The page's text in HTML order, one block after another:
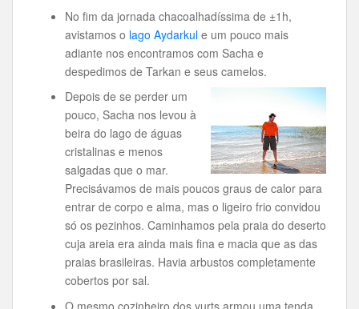
No fim da jornada chacoalhadíssima de ±1h,
avistamos o lago Aydarkul e um pouco mais
adiante nos encontramos com Sacha e
despedimos de Tarkan e seus camelos.
Depois de se perder um
pouco, Sacha nos levou à
beira do lago de águas
cristalinas e menos
salgadas que o mar.
Precisávamos de mais poucos graus de calor para
entrar de corpo e alma, mas o ligeiro frio convidou
só os pezinhos. Caminhamos pela praia do deserto
cuja areia era ainda mais fina e macia que as das
praias brasileiras. Havia arbustos completamente
cobertos por sal.
O mesmo cozinheiro dos yurts armou uma tenda